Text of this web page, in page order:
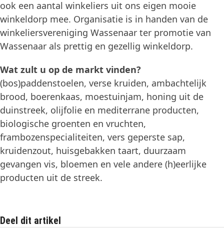
ook een aantal winkeliers uit ons eigen mooie
winkeldorp mee. Organisatie is in handen van de
winkeliersvereniging Wassenaar ter promotie van
Wassenaar als prettig en gezellig winkeldorp.
Wat zult u op de markt vinden?
(bos)paddenstoelen, verse kruiden, ambachtelijk
brood, boerenkaas, moestuinjam, honing uit de
duinstreek, olijfolie en mediterrane producten,
biologische groenten en vruchten,
frambozenspecialiteiten, vers geperste sap,
kruidenzout, huisgebakken taart, duurzaam
gevangen vis, bloemen en vele andere (h)eerlijke
producten uit de streek.
Deel dit artikel